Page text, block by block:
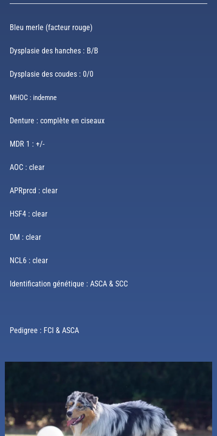
Bleu merle (facteur rouge)
Dysplasie des hanches : B/B
Dysplasie des coudes : 0/0
MHOC : indemne
Denture : complète en ciseaux
MDR 1 : +/-
AOC : clear
APRprcd : clear
HSF4 : clear
DM : clear
NCL6 : clear
Identification génétique : ASCA & SCC
Pedigree : FCI & ASCA